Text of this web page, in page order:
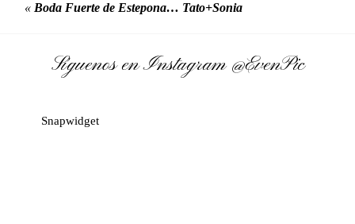
« Boda Fuerte de Estepona… Tato+Sonia
Síguenos en Instagram@EvenPic
Snapwidget